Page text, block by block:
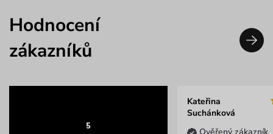
Hodnocení
zákazníků
5
Kateřina
Suchánková